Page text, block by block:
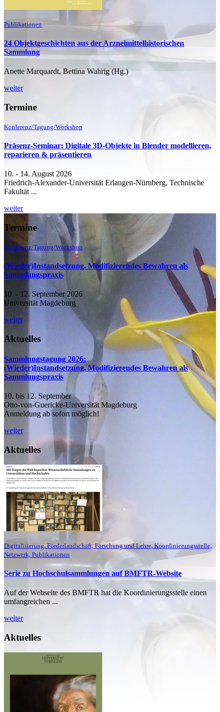
Publikationen
24 Objektgeschichten aus der Arzneimittelhistorischen
Sammlung
Anette Marquardt, Bettina Wahrig (Hg.)
weiter
Termine
Konferenz/Tagung/Workshop
Präsenz-Seminar: Digitale 3D-Objekte in Blender modellieren,
reparieren & präsentieren
10. - 14. August 2026
Friedrich-Alexander-Universität Erlangen-Nürnberg, Technische
Fakultät ...
weiter
Termine
Konferenz/Tagung/Workshop
(Wieder)Instandsetzung. Modifizierendes Bewahren als
Sammlungspraxis
10. - 12. September 2026
Universität Magdeburg
weiter
Aktuelles
Sammlungstagung 2026:
(Wieder)Instandsetzung. Modifizierendes Bewahren als
Sammlungspraxis
10. bis 12. September
Otto-von-Guericke-Universität Magdeburg
Anmeldung ab sofort möglich!
weiter
Aktuelles
Digitalisierung, Förderlandschaft, Forschung und Lehre, Koordinierungsstelle,
Netzwerk, Publikationen
Serie zu Hochschulsammlungen auf BMFTR-Website
Auf der Webseite des BMFTR hat die Koordinierungsstelle einen
umfangreichen ...
weiter
Aktuelles